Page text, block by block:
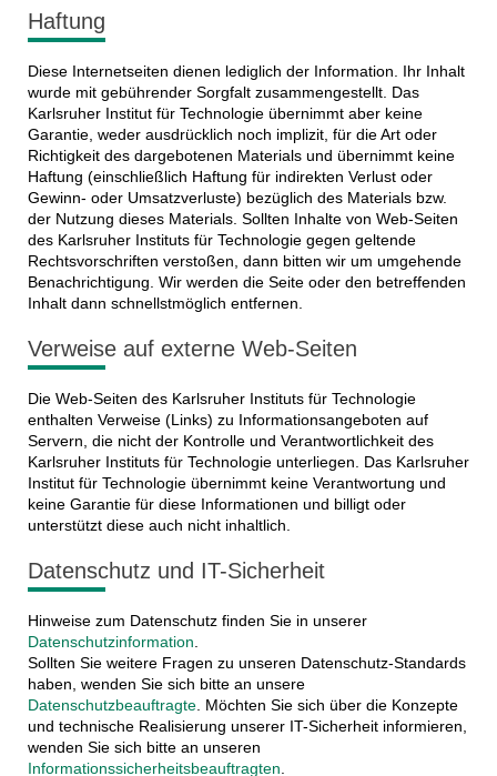
Haftung
Diese Internetseiten dienen lediglich der Information. Ihr Inhalt
wurde mit gebührender Sorgfalt zusammengestellt. Das
Karlsruher Institut für Technologie übernimmt aber keine
Garantie, weder ausdrücklich noch implizit, für die Art oder
Richtigkeit des dargebotenen Materials und übernimmt keine
Haftung (einschließlich Haftung für indirekten Verlust oder
Gewinn- oder Umsatzverluste) bezüglich des Materials bzw.
der Nutzung dieses Materials. Sollten Inhalte von Web-Seiten
des Karlsruher Instituts für Technologie gegen geltende
Rechtsvorschriften verstoßen, dann bitten wir um umgehende
Benachrichtigung. Wir werden die Seite oder den betreffenden
Inhalt dann schnellstmöglich entfernen.
Verweise auf externe Web-Seiten
Die Web-Seiten des Karlsruher Instituts für Technologie
enthalten Verweise (Links) zu Informationsangeboten auf
Servern, die nicht der Kontrolle und Verantwortlichkeit des
Karlsruher Instituts für Technologie unterliegen. Das Karlsruher
Institut für Technologie übernimmt keine Verantwortung und
keine Garantie für diese Informationen und billigt oder
unterstützt diese auch nicht inhaltlich.
Datenschutz und IT-Sicherheit
Hinweise zum Datenschutz finden Sie in unserer
Datenschutzinformation.
Sollten Sie weitere Fragen zu unseren Datenschutz-Standards
haben, wenden Sie sich bitte an unsere
Datenschutzbeauftragte. Möchten Sie sich über die Konzepte
und technische Realisierung unserer IT-Sicherheit informieren,
wenden Sie sich bitte an unseren
Informationssicherheitsbeauftragten.